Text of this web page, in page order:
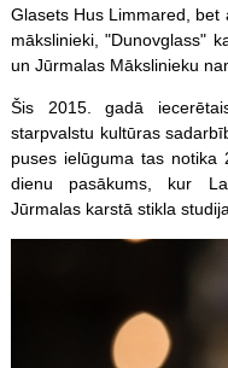
Glasets Hus Limmared, bet
mākslinieki, "Dunovglass"
un Jūrmalas Mākslinieku
Šis 2015. gadā
starpvalstu kultūras
puses ielūguma tas
dienu pasākums, kur
Jūrmalas karstā stikla